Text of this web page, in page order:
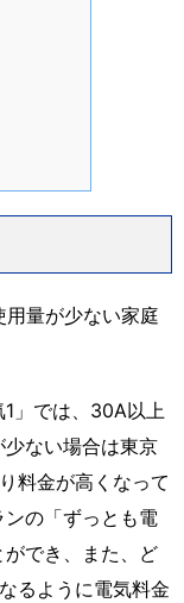
用量が少ない家庭
」では、30A以上
ない場合は東京
料金が高くなって
の「ずっとも電
でき、また、ど
るように電気料金